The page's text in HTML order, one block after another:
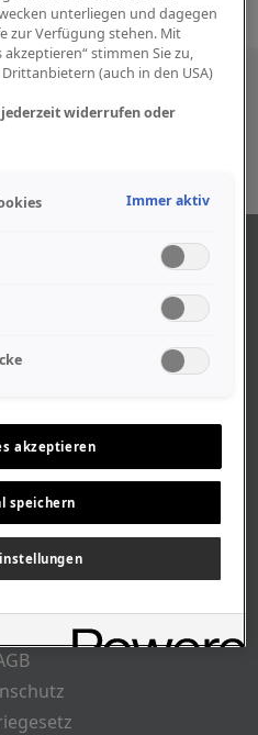
in den sozialen
unterliegen und dagegen
zur Verfügung stehen. Mit
akzeptieren“ stimmen Sie zu,
(auch in den USA)
widerrufen oder
Immer aktiv
akzeptieren
speichern